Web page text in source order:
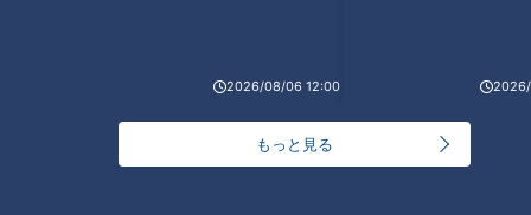
2026/08/06 12:00
もっと見る
「深呼吸する」「その場を一旦離れる」などの方法がありま
す。中でもオススメは、「魔法の言葉」と「怒りの数値化」。